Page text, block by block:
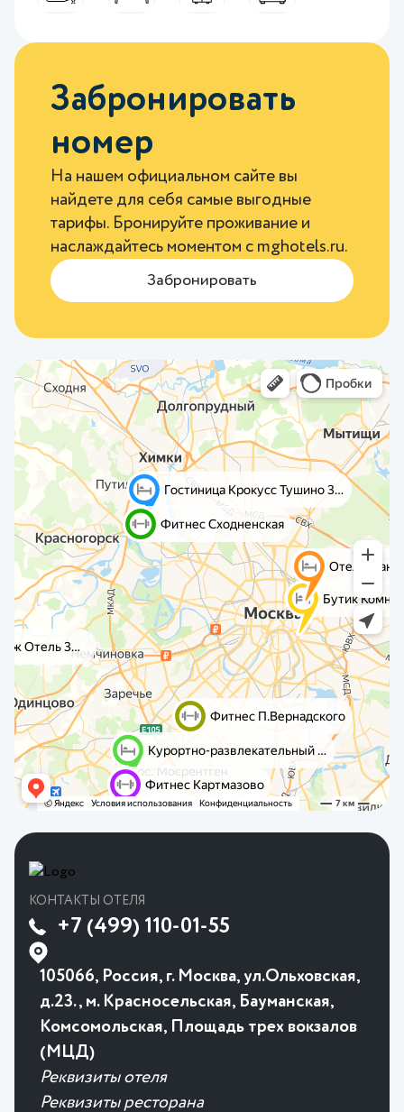
Забронировать
номер
На нашем официальном сайте вы
найдете для себя самые выгодные
тарифы. Бронируйте проживание и
наслаждайтесь моментом с mghotels.ru.
Забронировать
КОНТАКТЫ ОТЕЛЯ
+7 (499) 110-01-55
105066, Россия, г. Москва, ул.Ольховская,
д.23., м. Красносельская, Бауманская,
Комсомольская, Площадь трех вокзалов
(МЦД)
Реквизиты отеля
Реквизиты ресторана